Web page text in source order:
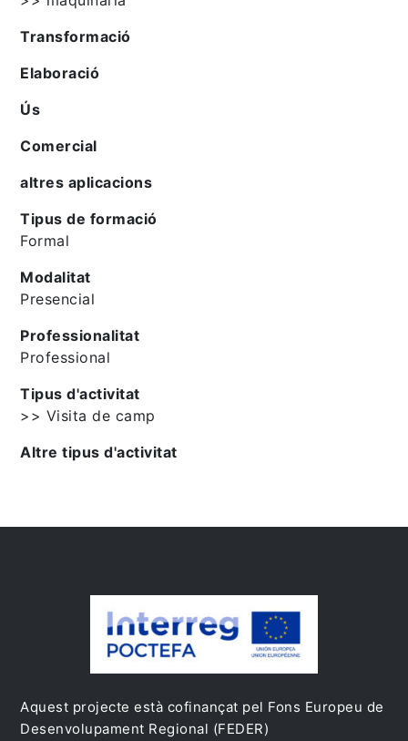
Transformació
Elaboració
Ús
Comercial
altres aplicacions
Tipus de formació
Formal
Modalitat
Presencial
Professionalitat
Professional
Tipus d'activitat
>> Visita de camp
Altre tipus d'activitat
Aquest projecte està cofinançat pel Fons Europeu de
Desenvolupament Regional (FEDER)